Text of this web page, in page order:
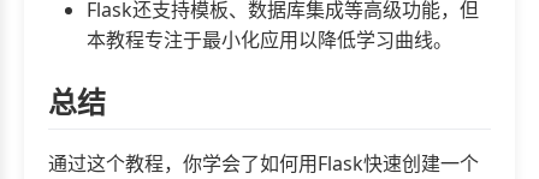
Flask还支持模板、数据库集成等高级功能，但
本教程专注于最小化应用以降低学习曲线。
总结
通过这个教程，你学会了如何用Flask快速创建一个